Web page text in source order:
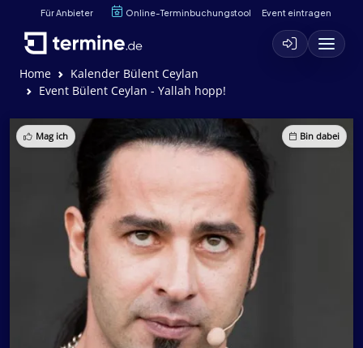
Für Anbieter Online-Terminbuchungstool Event eintragen
Home
Kalender Bülent Ceylan
Event Bülent Ceylan - Yallah hopp!
Mag ich Bin dabei